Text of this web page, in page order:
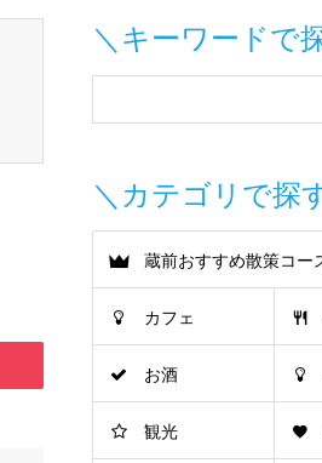
＼キーワードで
＼カテゴリで探
蔵前おすすめ散策コー
カフェ
お酒
観光